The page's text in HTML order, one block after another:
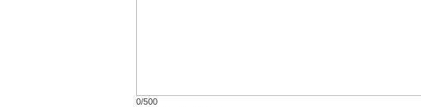
0/500